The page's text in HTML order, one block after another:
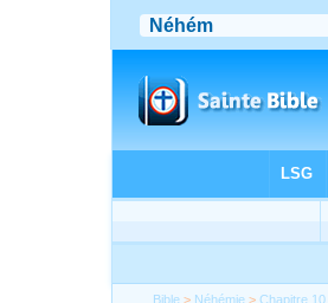
Bible > Néhémie >Chapitre 10